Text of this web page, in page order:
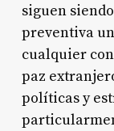
siguen
preventiva
cualquier
paz
políticas y